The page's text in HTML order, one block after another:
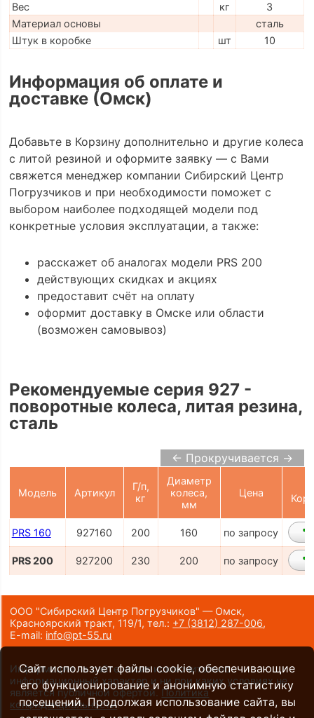
Вес
кг
3
Материал основы
сталь
Штук в коробке
шт 10
Информация об оплате и
доставке (Омск)
Добавьте в Корзину дополнительно и другие колеса
с литой резиной и оформите заявку — с Вами
свяжется менеджер компании Сибирский Центр
Погрузчиков и при необходимости поможет с
выбором наиболее подходящей модели под
конкретные условия эксплуатации, а также:
расскажет об аналогах модели PRS 200
действующих скидках и акциях
предоставит счёт на оплату
оформит доставку в Омске или области
(возможен самовывоз)
Рекомендуемые серия 927 -
поворотные колеса, литая резина,
сталь
← Прокручивается →
Модель Артикул
Г/п,
кг
Диаметр
колеса,
мм
Цена
PRS 160 927160 200 160 по запросу
PRS 200 927200 230 200 по запросу
ООО "Сибирский Центр Погрузчиков" — Омск,
Красноярский тракт, 119/1,тел.: +7 (3812) 287-006,
E-mail: info@pt-55.ru
Информация на сайте носит исключительно
информационный характер и ни при каких условиях не
является публичной офертой. Политика
конфиденциальности.
Сайт использует файлы cookie, обеспечивающие
его функционирование и анонимную статистику
посещений. Продолжая использование сайта, вы